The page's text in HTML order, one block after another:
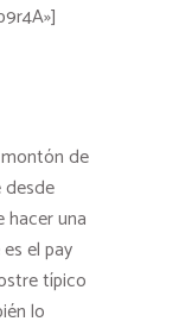
de
hacer una
el pay
típico
lo